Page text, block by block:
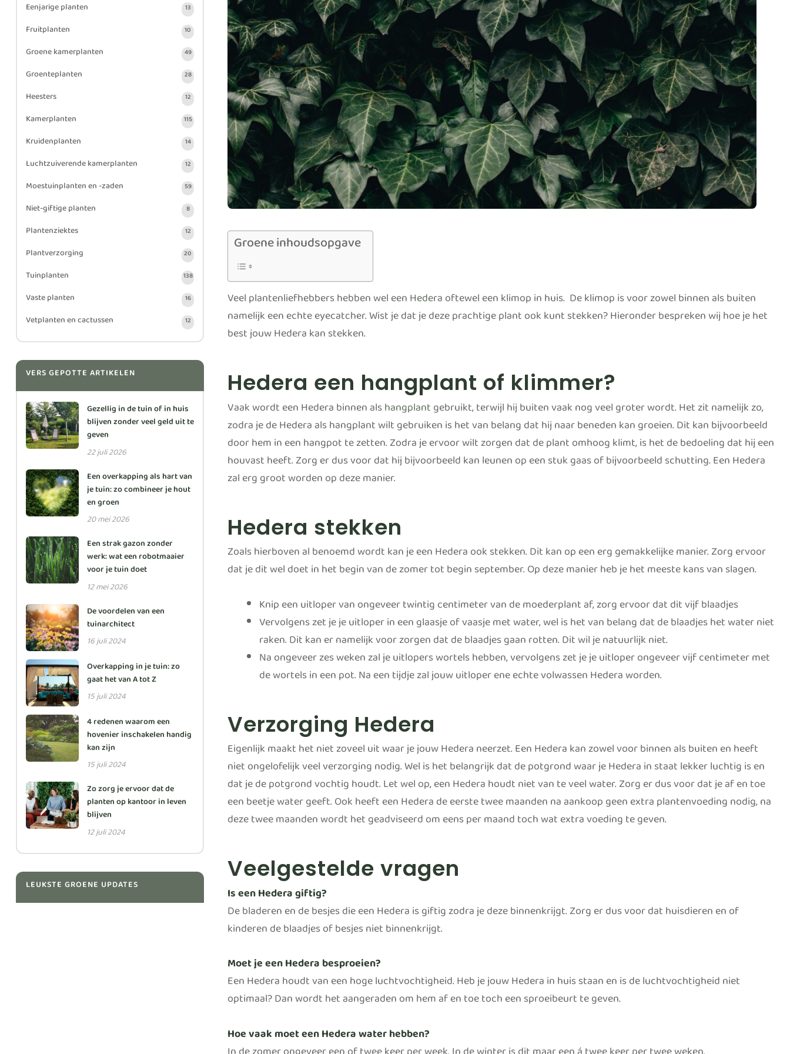
Groene inhoudsopgave
Veel plantenliefhebbers hebben wel eenHederaoftewel een klimop in huis. De klimop is voor zowel binnen als buiten
namelijk een echte eyecatcher. Wist je dat je deze prachtige plant ook kunt stekken? Hieronder bespreken wij hoe je het
best jouw Hedera kan stekken.
Hedera een hangplant of klimmer?
Vaak wordt een Hedera binnen alshangplantgebruikt, terwijl hij buiten vaak nog veel groter wordt. Het zit namelijk zo,
zodra je de Hedera als hangplant wilt gebruiken is het van belang dat hij naar beneden kan groeien. Dit kan bijvoorbeeld
door hem in een hangpot te zetten. Zodra je ervoor wilt zorgen dat de plant omhoog klimt, is het de bedoeling dat hij een
houvast heeft. Zorg er dus voor dat hij bijvoorbeeld kan leunen op een stuk gaas of bijvoorbeeld schutting. Een Hedera
zal erg groot worden op deze manier.
Hedera stekken
Zoals hierboven al benoemd wordt kan je een Hedera ook stekken. Dit kan op een erg gemakkelijke manier. Zorg ervoor
dat je dit wel doet in het begin van de zomer tot begin september. Op deze manier heb je het meeste kans van slagen.
Knip een uitloper van ongeveer twintig centimeter van de moederplant af, zorg ervoor dat dit vijf blaadjes
Vervolgens zet je je uitloper in een glaasje of vaasje met water, wel is het van belang dat de blaadjes het water niet
raken. Dit kan er namelijk voor zorgen dat de blaadjes gaan rotten. Dit wil je natuurlijk niet.
Na ongeveer zes weken zal je uitlopers wortels hebben, vervolgens zet je je uitloper ongeveer vijf centimeter met
de wortels in een pot. Na een tijdje zal jouw uitloper ene echte volwassen Hedera worden.
Verzorging Hedera
Eigenlijk maakt het niet zoveel uit waar je jouw Hedera neerzet. Een Hedera kan zowel voor binnen als buiten en heeft
niet ongelofelijk veel verzorging nodig. Wel is het belangrijk dat de potgrond waar je Hedera in staat lekker luchtig is en
dat je de potgrond vochtig houdt. Let wel op, een Hedera houdt niet van te veel water. Zorg er dus voor dat je af en toe
een beetje water geeft. Ook heeft een Hedera de eerste twee maanden na aankoop geen extra plantenvoeding nodig, na
deze twee maanden wordt het geadviseerd om eens per maand toch wat extra voeding te geven.
Veelgestelde vragen
Is een Hedera giftig?
De bladeren en de besjes die een Hedera is giftig zodra je deze binnenkrijgt. Zorg er dus voor dat huisdieren en of
kinderen de blaadjes of besjes niet binnenkrijgt.
Moet je een Hedera besproeien?
Een Hedera houdt van een hoge luchtvochtigheid. Heb je jouw Hedera in huis staan en is de luchtvochtigheid niet
optimaal? Dan wordt het aangeraden om hem af en toe toch een sproeibeurt te geven.
Hoe vaak moet een Hedera water hebben?
Eenjarige planten 13
Fruitplanten 10
Groene kamerplanten 49
Groenteplanten 28
Heesters 12
Kamerplanten 115
Kruidenplanten 14
Luchtzuiverende kamerplanten 12
Moestuinplanten en -zaden 59
Niet-giftige planten 8
Plantenziektes 12
Plantverzorging 20
Tuinplanten 138
Vaste planten 16
Vetplanten en cactussen 12
VERS GEPOTTE ARTIKELEN
Gezellig in de tuin of in huis
blijven zonder veel geld uit te
geven
22 juli 2026
Een overkapping als hart van
je tuin: zo combineer je hout
en groen
20 mei 2026
Een strak gazon zonder
werk: wat een robotmaaier
voor je tuin doet
12 mei 2026
De voordelen van een
tuinarchitect
16 juli 2024
Overkapping in je tuin: zo
gaat het van A tot Z
15 juli 2024
4 redenen waarom een
hovenier inschakelen handig
kan zijn
15 juli 2024
Zo zorg je ervoor dat de
planten op kantoor in leven
blijven
12 juli 2024
LEUKSTE GROENE UPDATES